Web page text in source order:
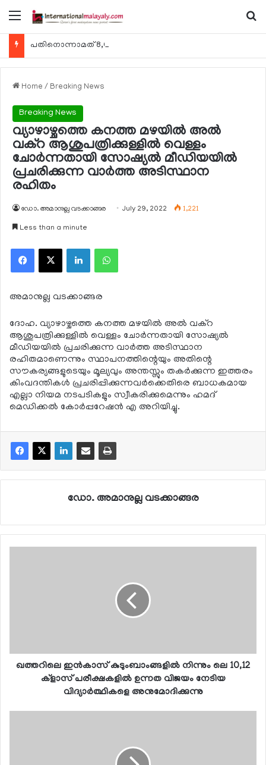
Menu
Home / Breaking News
Breaking News
വ്യാഴാഴ്ചത്തെ കനത്ത മഴയില്‍ അല്‍
വക്റ ആശുപത്രിക്കുള്ളില്‍ വെള്ളം
ചോര്‍ന്നതായി സോഷ്യല്‍ മീഡിയയില്‍
പ്രചരിക്കുന്ന വാര്‍ത്ത അടിസ്ഥാന
രഹിതം
ഡോ. അമാനുല്ല വടക്കാങ്ങര July 29, 2022 1,221
Less than a minute
Facebook
X LinkedInWhatsApp
അമാനുല്ല വടക്കാങ്ങര
ദോഹ. വ്യാഴാഴ്ചത്തെ കനത്ത മഴയില്‍ അല്‍ വക്റ
ആശുപത്രിക്കുള്ളില്‍ വെള്ളം ചോര്‍ന്നതായി സോഷ്യല്‍
മീഡിയയില്‍ പ്രചരിക്കുന്ന വാര്‍ത്ത അടിസ്ഥാന
രഹിതമാണെന്നും സ്ഥാപനത്തിന്റെയും അതിന്റെ
സൗകര്യങ്ങളുടെയും മൂല്യവും അന്തസ്സും തകര്‍ക്കുന്ന ഇത്തരം
കിംവദന്തികള്‍ പ്രചരിപ്പിക്കുന്നവര്‍ക്കെതിരെ ബാധകമായ
എല്ലാ നിയമ നടപടികളും സ്വീകരിക്കുമെന്നും ഹമദ്
മെഡിക്കല്‍ കോര്‍പ്പറേഷന്‍ എ അറിയിച്ചു.
ഡോ. അമാനുല്ല വടക്കാങ്ങര
ഖത്തറിലെ ഇന്‍കാസ് കുടുംബാംങ്ങളില്‍ നിന്നും ലെ 10,12
ക്‌ളാസ് പരീക്ഷകളില്‍ ഉന്നത വിജയം നേടിയ
വിദ്യാര്‍ത്ഥികളെ അനുമോദിക്കുന്നു